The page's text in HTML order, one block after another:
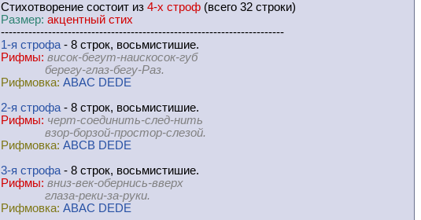
Cтихотворение состоит из 4-х строф (всего 32 строки)
Размер: акцентный стих
------------------------------------------------------------------------
1-я cтрофа - 8 строк, восьмистишие.
Рифмы: висок-бегут-наискосок-губ
берегу-глаз-бегу-Раз.
Рифмовка: ABAC DEDE
2-я cтрофа - 8 строк, восьмистишие.
Рифмы: черт-соединить-след-нить
взор-борзой-простор-слезой.
Рифмовка: ABCB DEDE
3-я cтрофа - 8 строк, восьмистишие.
Рифмы: вниз-век-обернись-вверх
глаза-реки-за-руки.
Рифмовка: ABAC DEDE